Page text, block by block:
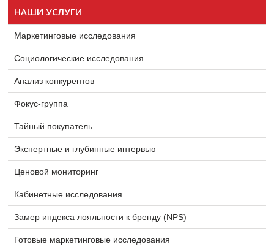
НАШИ УСЛУГИ
Маркетинговые исследования
Социологические исследования
Анализ конкурентов
Фокус-группа
Тайный покупатель
Экспертные и глубинные интервью
Ценовой мониторинг
Кабинетные исследования
Замер индекса лояльности к бренду (NPS)
Готовые маркетинговые исследования